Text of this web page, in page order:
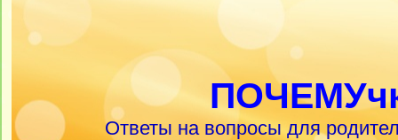
Ответы на вопросы для